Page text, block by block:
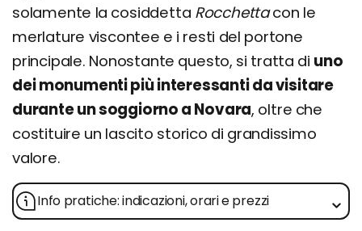
solamente la cosiddetta Rocchettacon le
merlature viscontee e i resti del portone
principale. Nonostante questo, si tratta di uno
dei monumenti più interessanti da visitare
durante un soggiorno a Novara, oltre che
costituire un lascito storico di grandissimo
valore.
Info pratiche: indicazioni, orari e prezzi